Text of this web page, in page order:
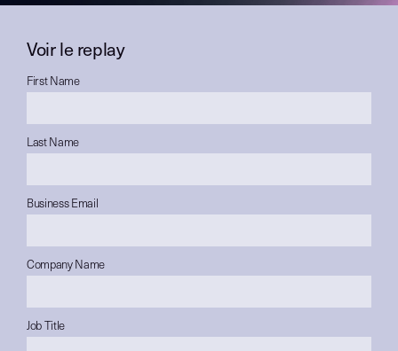
Voir le replay
First Name
Last Name
Business Email
Company Name
Job Title